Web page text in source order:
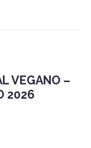
VEGANO –
2026